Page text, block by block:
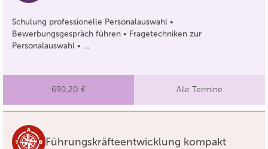
Schulung professionelle Personalauswahl •
Bewerbungsgespräch führen • Fragetechniken zur
Personalauswahl • …
690,20 € Alle Termine
Führungskräfteentwicklung kompakt